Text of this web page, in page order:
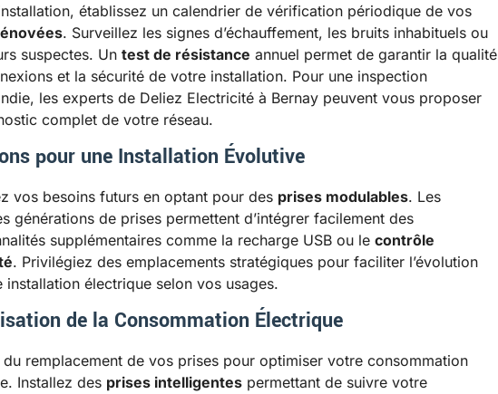
établissez un calendrier de vérification périodique de vos
. Surveillez les signes d’échauffement, les bruits inhabituels ou
suspectes. Un test de résistance annuel permet de garantir la qualité
et la sécurité de votre installation. Pour une inspection
les experts de Deliez Electricité à Bernay peuvent vous proposer
complet de votre réseau.
pour une Installation Évolutive
vos besoins futurs en optant pour des prises modulables. Les
générations de prises permettent d’intégrer facilement des
supplémentaires comme la recharge USB ou le contrôle
. Privilégiez des emplacements stratégiques pour faciliter l’évolution
installation électrique selon vos usages.
de la Consommation Électrique
remplacement de vos prises pour optimiser votre consommation
Installez des prises intelligentes permettant de suivre votre